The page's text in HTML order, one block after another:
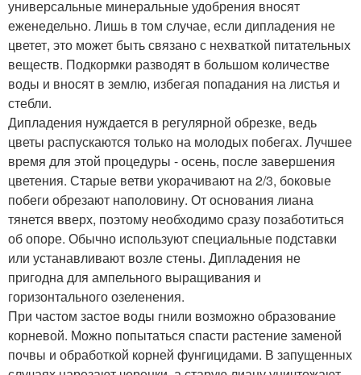
универсальные минеральные удобрения вносят
еженедельно. Лишь в том случае, если дипладения не
цветет, это может быть связано с нехваткой питательных
веществ. Подкормки разводят в большом количестве
воды и вносят в землю, избегая попадания на листья и
стебли.
Дипладения нуждается в регулярной обрезке, ведь
цветы распускаются только на молодых побегах. Лучшее
время для этой процедуры - осень, после завершения
цветения. Старые ветви укорачивают на 2/3, боковые
побеги обрезают наполовину. От основания лиана
тянется вверх, поэтому необходимо сразу позаботиться
об опоре. Обычно используют специальные подставки
или устанавливают возле стены. Дипладения не
пригодна для ампельного выращивания и
горизонтального озеленения.
При частом застое воды гнили возможно образование
корневой. Можно попытаться спасти растение заменой
почвы и обработкой корней фунгицидами. В запущенных